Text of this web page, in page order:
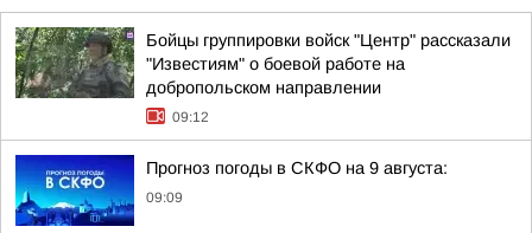
Бойцы группировки войск "Центр" рассказали
"Известиям" о боевой работе на
добропольском направлении
09:12
Прогноз погоды в СКФО на 9 августа:
09:09